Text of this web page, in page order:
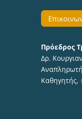
Πρόεδρος
Δρ.
Καθηγητής,